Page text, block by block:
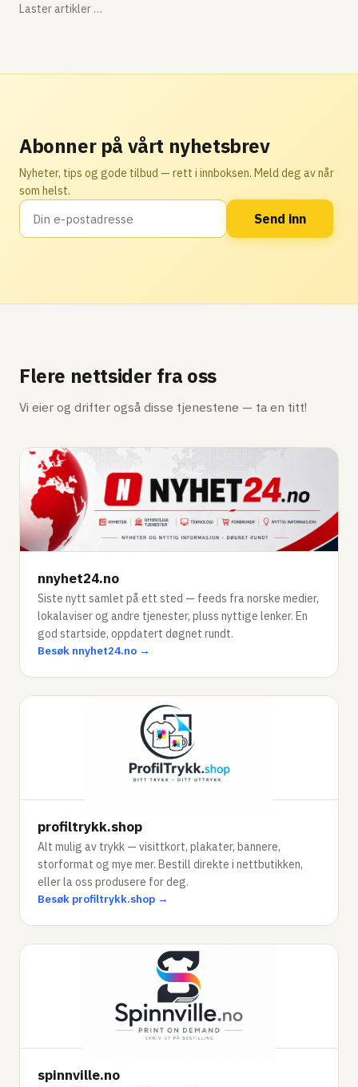
Laster artikler …
Abonner på vårt nyhetsbrev
Nyheter, tips og gode tilbud — rett i innboksen. Meld deg av når
som helst.
Send inn
Flere nettsider fra oss
Vi eier og drifter også disse tjenestene — ta en titt!
nnyhet24.no
Siste nytt samlet på ett sted — feeds fra norske medier,
lokalaviser og andre tjenester, pluss nyttige lenker. En
god startside, oppdatert døgnet rundt.
Besøk nnyhet24.no →
profiltrykk.shop
Alt mulig av trykk — visittkort, plakater, bannere,
storformat og mye mer. Bestill direkte i nettbutikken,
eller la oss produsere for deg.
Besøk profiltrykk.shop →
spinnville.no